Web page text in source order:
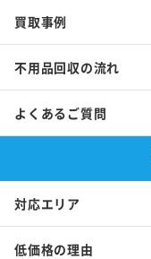
買取事例
不用品回収の流れ
よくあるご質問
対応エリア
低価格の理由